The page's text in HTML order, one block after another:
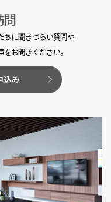
問
ちに聞きづらい質問や
お聞きください。
込み